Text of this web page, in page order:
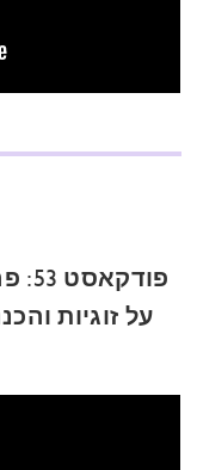
על זוגיות